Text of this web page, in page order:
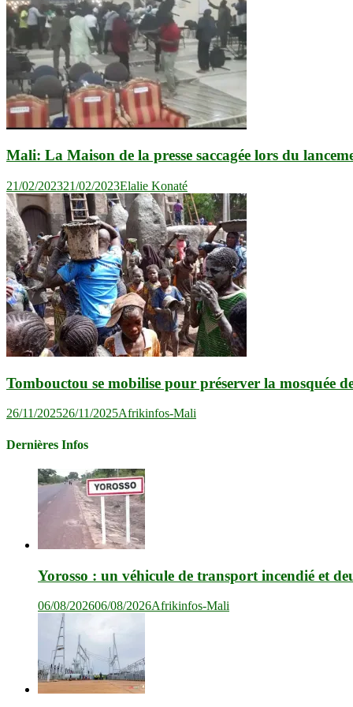
Mali: La Maison de la presse saccagée lors du
21/02/202321/02/2023Elalie Konaté
Tombouctou se mobilise pour préserver la mosquée
26/11/202526/11/2025Afrikinfos-Mali
Dernières Infos
Yorosso : un véhicule de transport incendié et
06/08/202606/08/2026Afrikinfos-Mali